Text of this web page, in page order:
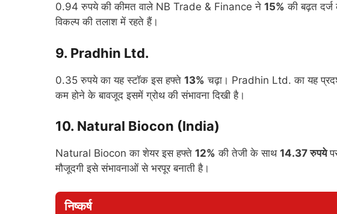
0.94 रुपये की कीमत वाले NB Trade & Finance ने 15% की बढ़त
विकल्प की तलाश में रहते हैं।
9. Pradhin Ltd.
0.35 रुपये का यह स्टॉक इस हफ्ते 13% चढ़ा। Pradhin Ltd. का यह
कम होने के बावजूद इसमें ग्रोथ की संभावना दिखी है।
10. Natural Biocon (India)
Natural Biocon का शेयर इस हफ्ते 12% की तेजी के साथ 14.37 रुपये
मौजूदगी इसे संभावनाओं से भरपूर बनाती है।
निष्कर्ष